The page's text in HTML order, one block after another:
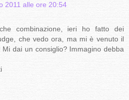
2011 alle ore 20:54
combinazione, ieri ho fatto dei
che vedo ora, ma mi è venuto il
Mi dai un consiglio? Immagino debba